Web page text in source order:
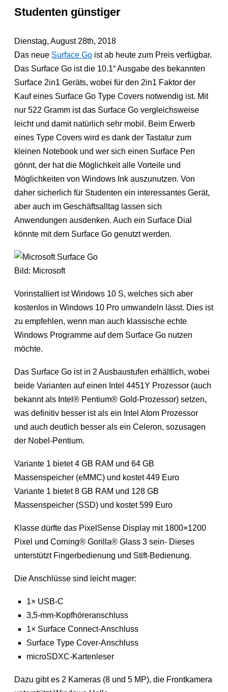
Studenten günstiger
Dienstag, August 28th, 2018
Das neue Surface Go ist ab heute zum Preis verfügbar.
Das Surface Go ist die 10.1“ Ausgabe des bekannten
Surface 2in1 Geräts, wobei für den 2in1 Faktor der
Kauf eines Surface Go Type Covers notwendig ist. Mit
nur 522 Gramm ist das Surface Go vergleichsweise
leicht und damit natürlich sehr mobil. Beim Erwerb
eines Type Covers wird es dank der Tastatur zum
kleinen Notebook und wer sich einen Surface Pen
gönnt, der hat die Möglichkeit alle Vorteile und
Möglichkeiten von Windows Ink auszunutzen. Von
daher sicherlich für Studenten ein interessantes Gerät,
aber auch im Geschäftsalltag lassen sich
Anwendungen ausdenken. Auch ein Surface Dial
könnte mit dem Surface Go genutzt werden.
Bild: Microsoft
Vorinstalliert ist Windows 10 S, welches sich aber
kostenlos in Windows 10 Pro umwandeln lässt. Dies ist
zu empfehlen, wenn man auch klassische echte
Windows Programme auf dem Surface Go nutzen
möchte.
Das Surface Go ist in 2 Ausbaustufen erhältlich, wobei
beide Varianten auf einen Intel 4451Y Prozessor (auch
bekannt als Intel® Pentium® Gold-Prozessor) setzen,
was definitiv besser ist als ein Intel Atom Prozessor
und auch deutlich besser als ein Celeron, sozusagen
der Nobel-Pentium.
Variante 1 bietet 4 GB RAM und 64 GB
Massenspeicher (eMMC) und kostet 449 Euro
Variante 1 bietet 8 GB RAM und 128 GB
Massenspeicher (SSD) und kostet 599 Euro
Klasse dürfte das PixelSense Display mit 1800×1200
Pixel und Corning® Gorilla® Glass 3 sein- Dieses
unterstützt Fingerbedienung und Stift-Bedienung.
Die Anschlüsse sind leicht mager:
1× USB-C
3,5-mm-Kopfhöreranschluss
1× Surface Connect-Anschluss
Surface Type Cover-Anschluss
microSDXC-Kartenleser
Dazu gibt es 2 Kameras (8 und 5 MP), die Frontkamera